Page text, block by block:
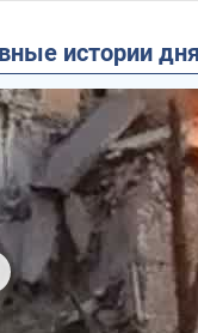
истории дня